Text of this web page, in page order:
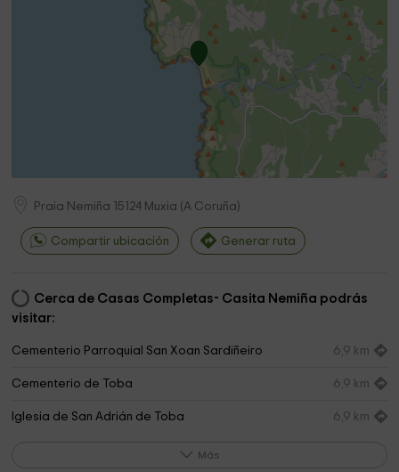
Praia Nemiña 15124 Muxia (A Coruña)
Compartir ubicación Generar ruta
Cerca de Casas Completas- Casita Nemiña podrás
visitar:
Cementerio Parroquial San Xoan Sardiñeiro 6,9 km
Cementerio de Toba 6,9 km
Iglesia de San Adrián de Toba 6,9 km
Iglesia Parroquial San Xoan de Sardiñeiro
Más